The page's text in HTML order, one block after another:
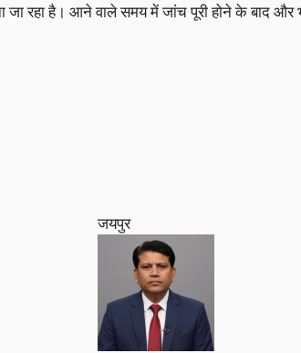
जा रहा है। आने वाले समय में जांच पूरी होने के बाद और
जयपुर